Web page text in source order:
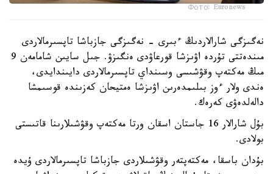
Фото: Euronews
نەگىزگى شارالاردىڭ ءبىرى - نەگىزگى جازباشا تاپسىرمالاردى
مىندەتتى تۇردە اۋىزشا قورعاۋدى ەنگىزۋ. جىل سايىن شامامەن 9
مىڭ مەكتەپ وقۋشىسى وسىنداي تاپسىرمالاردى دايىندايدى،
ەندى ولار ءوز بىلىمدەرىن اۋىزشا ەمتيحان كەزىندە قوسىمشا
دالەلدەۋى كەرەك.
بۇل شارالار 16 جاستان اسقان ورتا مەكتەپ وقۋشىلارىنا قاتىستى
بولادى.
بۇدان باسقا، مەكتەپتەر وقۋشىلاردى جازباشا تاپسىرمالاردى ۇيدە